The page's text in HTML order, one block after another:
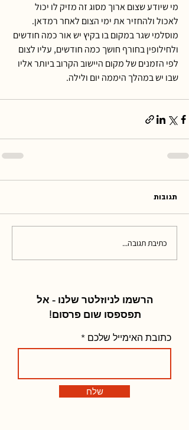
מי שיודע שצום ארוך מסוג זה מזיק לו יכול
לאכול ולהחזיר את ימי הצום לאחר רמדאן.
מוסלמי שגר במקום בו בקיץ יש אור כמה חודשים
ולחילופין בחורף חושך כמה חודשים, עליו לצום
לפי הזמנים של מקום היישוב הקרוב ביותר אליו
שבו יש במהלך היממה יום ולילה.
תגובות
כתיבת תגובה...
הרשמו לניוזלטר שלנו - אל
תפספסו שום פרסום!
כתובת האימייל שלכם
שלח